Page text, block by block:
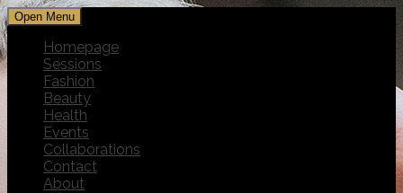
Open Menu
Homepage
Sessions
Fashion
Beauty
Health
Events
Collaborations
Contact
About